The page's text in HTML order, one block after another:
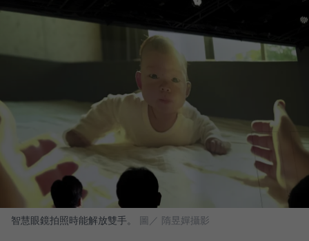
智慧眼鏡拍照時能解放雙手。 圖／ 隋昱嬋攝影